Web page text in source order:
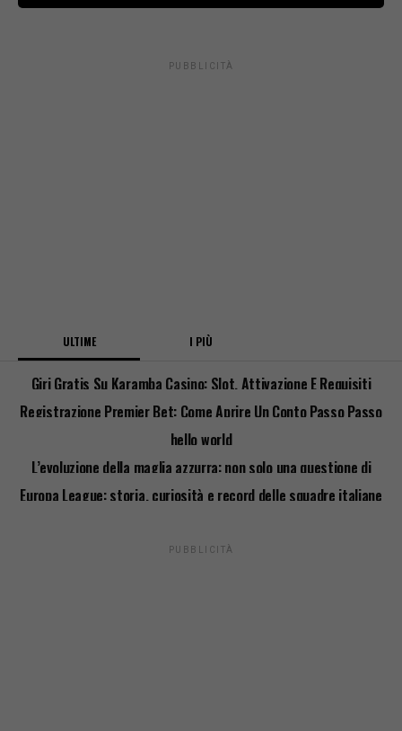
PUBBLICITÀ
ULTIME I PIÙ
Giri Gratis Su Karamba Casino: Slot, Attivazione E Requisiti
Registrazione Premier Bet: Come Aprire Un Conto Passo Passo
hello world
L’evoluzione della maglia azzurra: non solo una questione di
stile
Europa League: storia, curiosità e record delle squadre italiane
PUBBLICITÀ